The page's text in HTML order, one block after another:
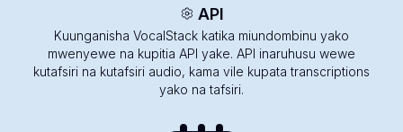
API
Kuunganisha VocalStack katika miundombinu yako
mwenyewe na kupitia API yake. API inaruhusu wewe
kutafsiri na kutafsiri audio, kama vile kupata transcriptions
yako na tafsiri.